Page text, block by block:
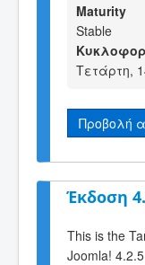
Maturity
Stable
Τετάρτη,
Προβολή
Έκδοση
This is the
Joomla! 4.2.5